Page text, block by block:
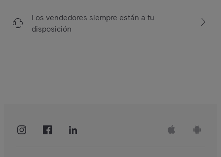
Los vendedores siempre están a tu
disposición